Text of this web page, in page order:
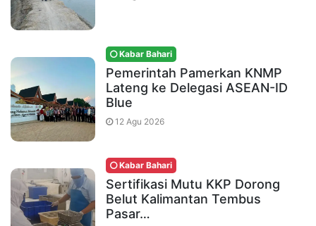
Kabar Bahari
Pemerintah Pamerkan KNMP
Lateng ke Delegasi ASEAN-ID
Blue
12 Agu 2026
Kabar Bahari
Sertifikasi Mutu KKP Dorong
Belut Kalimantan Tembus
Pasar…